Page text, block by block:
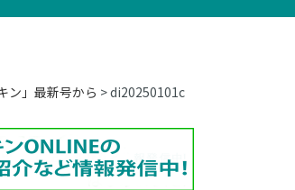
ン」最新号から > di20250101c